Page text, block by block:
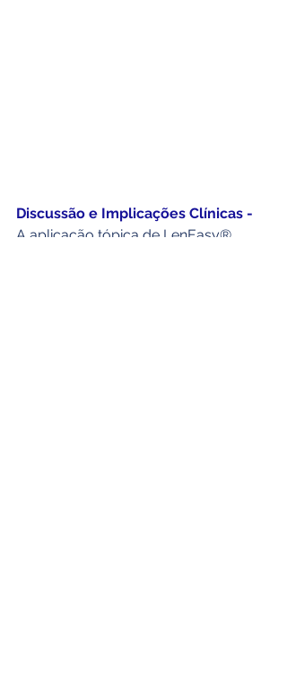
Discussão e Implicações Clínicas -
A aplicação tópica de LenEasy®